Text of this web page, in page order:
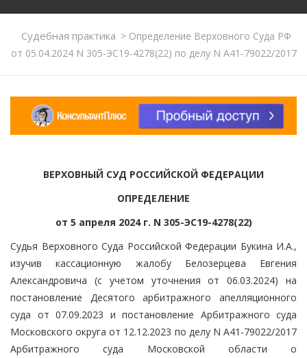
Судебная практика >Определение Верховного Суда РФ
от 05.04.2024 N 305-ЭС19-4278(22) по делу N А41-79022/2017
ВЕРХОВНЫЙ СУД РОССИЙСКОЙ ФЕДЕРАЦИИ
ОПРЕДЕЛЕНИЕ
от 5 апреля 2024 г. N 305-ЭС19-4278(22)
Судья Верховного Суда Российской Федерации Букина И.А.,
изучив кассационную жалобу Белозерцева Евгения
Александровича (с учетом уточнения от 06.03.2024) на
постановление Десятого арбитражного апелляционного
суда от 07.09.2023 и постановление Арбитражного суда
Московского округа от 12.12.2023 по делу N А41-79022/2017
Арбитражного суда Московской области о